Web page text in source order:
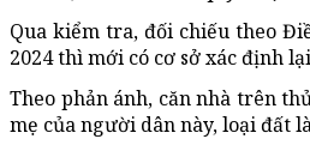
Qua kiểm tra, đối chiếu theo
2024 thì mới có cơ sở xác định
Theo phản ánh, căn nhà trên
mẹ của người dân này, loại đất